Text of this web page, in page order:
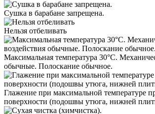
Сушка в барабане запрещена.
Нельзя отбеливать
Максимальная температура 30°С.
обычные. Полоскание обычное.
Глажение при максимальной температуре
поверхности (подошвы утюга, нижней